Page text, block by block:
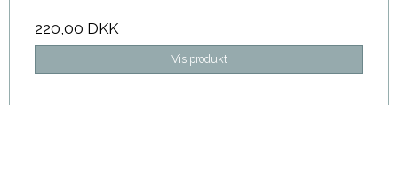
220,00 DKK
Vis produkt